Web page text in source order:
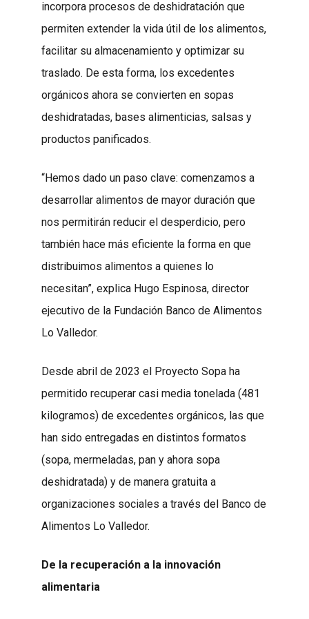
incorpora procesos de deshidratación que
permiten extender la vida útil de los alimentos,
facilitar su almacenamiento y optimizar su
traslado. De esta forma, los excedentes
orgánicos ahora se convierten en sopas
deshidratadas, bases alimenticias, salsas y
productos panificados.
“Hemos dado un paso clave: comenzamos a
desarrollar alimentos de mayor duración que
nos permitirán reducir el desperdicio, pero
también hace más eficiente la forma en que
distribuimos alimentos a quienes lo
necesitan”, explica Hugo Espinosa, director
ejecutivo de la Fundación Banco de Alimentos
Lo Valledor.
Desde abril de 2023 el Proyecto Sopa ha
permitido recuperar casi media tonelada (481
kilogramos) de excedentes orgánicos, las que
han sido entregadas en distintos formatos
(sopa, mermeladas, pan y ahora sopa
deshidratada) y de manera gratuita a
organizaciones sociales a través del Banco de
Alimentos Lo Valledor.
De la recuperación a la innovación
alimentaria